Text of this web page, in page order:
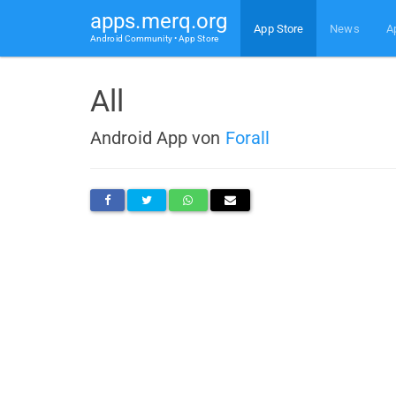
apps.merq.org
Android Community • App Store
App Store News
All
Android App von Forall